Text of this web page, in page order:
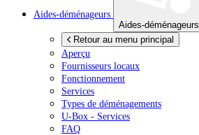
Aides-déménageurs
Aides-déménageurs
Retour au menu principal
Aperçu
Fournisseurs locaux
Fonctionnement
Services
Types de déménagements
U-Box - Services
FAQ